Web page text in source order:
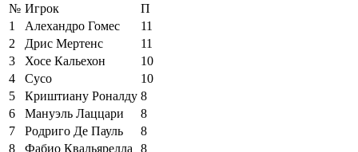
№ Игрок
П
1
Алехандро Гомес
11
2
Дрис Мертенс
11
3
Хосе Кальехон
10
4
Сусо
10
5
Криштиану Роналду 8
6
Мануэль Лаццари
8
7
Родриго Де Пауль
8
8
Фабио Квальярелла
8